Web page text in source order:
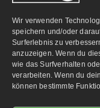
Wir verwenden
speichern und/oder
Surferlebnis zu
anzuzeigen. Wenn du
wie das Surfverhalten
verarbeiten. Wenn du
können bestimmte